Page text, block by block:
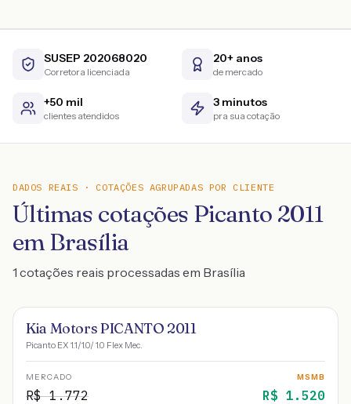
SUSEP 202068020
Corretora licenciada
20+ anos
de mercado
+50 mil
clientes atendidos
3 minutos
pra sua cotação
DADOS REAIS · COTAÇÕES AGRUPADAS POR CLIENTE
Últimas cotações Picanto 2011
em Brasília
1 cotações reais processadas em Brasília
Kia Motors PICANTO 2011
Picanto EX 1.1/1.0/ 1.0 Flex Mec.
MERCADO
R$1.772
MSMB
R$ 1.520